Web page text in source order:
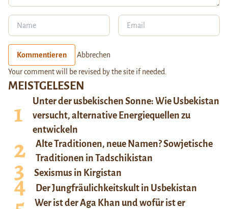
MEISTGELESEN
Unter der usbekischen Sonne: Wie Usbekistan
versucht, alternative Energiequellen zu
entwickeln
Alte Traditionen, neue Namen? Sowjetische
Traditionen in Tadschikistan
Sexismus in Kirgistan
Der Jungfräulichkeitskult in Usbekistan
Wer ist der Aga Khan und wofür ist er
Kommentieren Abbrechen
Your comment will be revised by the site if needed.